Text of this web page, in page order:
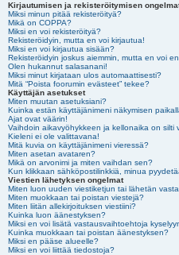
Kirjautumisen ja rekisteröitymisen
Miksi minun pitää rekisteröityä?
Mikä on COPPA?
Miksi en voi rekisteröityä?
Rekisteröidyin, mutta en voi kirjautua!
Miksi en voi kirjautua sisään?
Rekisteröidyin joskus aiemmin, mutta en voi
Olen hukannut salasanani!
Miksi minut kirjataan ulos automaattisesti?
Mitä “Poista foorumin evästeet” tekee?
Käyttäjän asetukset
Miten muutan asetuksiani?
Kuinka estän käyttäjänimeni näkymisen
Ajat ovat väärin!
Vaihdoin aikavyöhykkeen ja kellonaika on silti
Kieleni ei ole valittavana!
Mitä kuvia on käyttäjänimeni vieressä?
Miten asetan avataren?
Mikä on arvonimi ja miten vaihdan sen?
Kun klikkaan sähköpostilinkkiä, minua
Viestien lähetyksen ongelmat
Miten luon uuden viestiketjun tai lähetän
Miten muokkaan tai poistan viestejä?
Miten liitän allekirjoituksen viestiini?
Kuinka luon äänestyksen?
Miksi en voi lisätä vastausvaihtoehtoja
Kuinka muokkaan tai poistan äänestyksen?
Miksi en pääse alueelle?
Miksi en voi liittää tiedostoja?